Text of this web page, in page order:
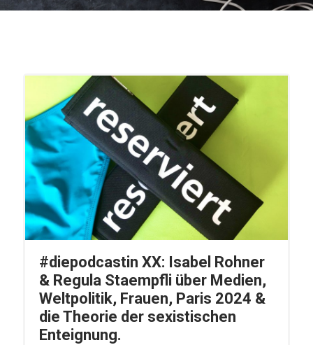
#diepodcastin XX: Isabel Rohner
& Regula Staempfli über Medien,
Weltpolitik, Frauen, Paris 2024 &
die Theorie der sexistischen
Enteignung.